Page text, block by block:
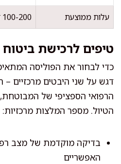
עלות ממוצעת 100-200 דולר
טיפים לרכישת
כדי לבחור את הפוליסה
דגש על שני היבטים מרכזיים
הרפואי הספציפי של
הטיול. מספר המלצות מרכזיות:
בדיקה מוקדמת של מצב
האפשריים